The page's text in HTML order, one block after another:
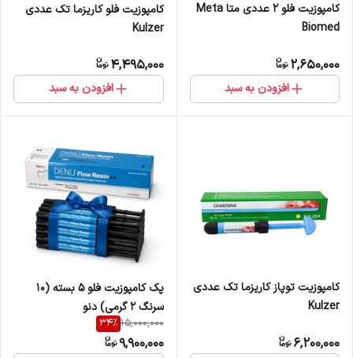
کامپوزیت فلو 2 عددی متا Meta
Biomed
2,650,000
افزودن به سبد
کامپوزیت فلو کاریزما تک عددی
Kulzer
4,495,000
افزودن به سبد
کامپوزیت توپاز کاریزما تک عددی
Kulzer
6,200,000
پک کامپوزیت فلو 5 بسته (10
سرنگ 2 گرمی) دنو
15,000,000
34%
9,900,000